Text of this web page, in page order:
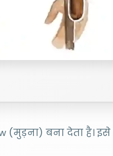
(मुड़ना) बना देता है। इसे